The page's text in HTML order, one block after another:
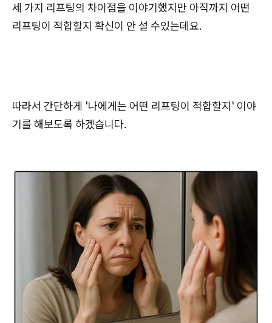
세 가지 리프팅의 차이점을 이야기했지만 아직까지 어떤
리프팅이 적합할지 확신이 안 설 수있는데요.
따라서 간단하게 '나에게는 어떤 리프팅이 적합할지' 이야
기를 해보도록 하겠습니다.